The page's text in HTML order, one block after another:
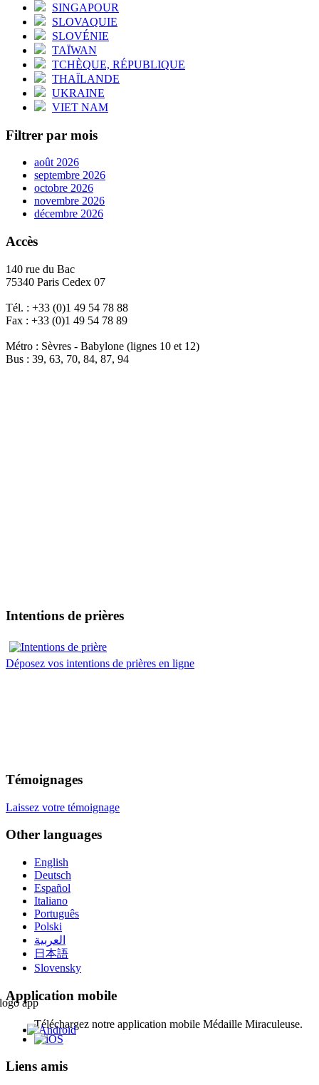
SINGAPOUR
SLOVAQUIE
SLOVÉNIE
TAÏWAN
TCHÈQUE, RÉPUBLIQUE
THAÏLANDE
UKRAINE
VIET NAM
Filtrer par mois
août 2026
septembre 2026
octobre 2026
novembre 2026
décembre 2026
Accès
140 rue du Bac
75340 Paris Cedex 07
Tél. : +33 (0)1 49 54 78 88
Fax : +33 (0)1 49 54 78 89
Métro : Sèvres - Babylone (lignes 10 et 12)
Bus : 39, 63, 70, 84, 87, 94
Intentions de prières
Déposez vos intentions de prières en ligne
Témoignages
Laissez votre témoignage
Other languages
English
Deutsch
Español
Italiano
Português
Polski
العربية
日本語
Slovensky
Application mobile
Téléchargez notre application mobile Médaille Miraculeuse.
Liens amis